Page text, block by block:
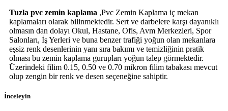
Tuzla pvc zemin kaplama ,Pvc Zemin Kaplama iç mekan
kaplamaları olarak bilinmektedir. Sert ve darbelere karşı dayanıklı
olmasın dan dolayı Okul, Hastane, Ofis, Avm Merkezleri, Spor
Salonları, İş Yerleri ve buna benzer trafiği yoğun olan mekanlara
eşsiz renk desenlerinin yanı sıra bakımı ve temizliğinin pratik
olması bu zemin kaplama gurupları yoğun talep görmektedir.
Üzerindeki filim 0.15, 0.50 ve 0.70 mikron filim tabakası mevcut
olup zengin bir renk ve desen seçeneğine sahiptir.
İnceleyin